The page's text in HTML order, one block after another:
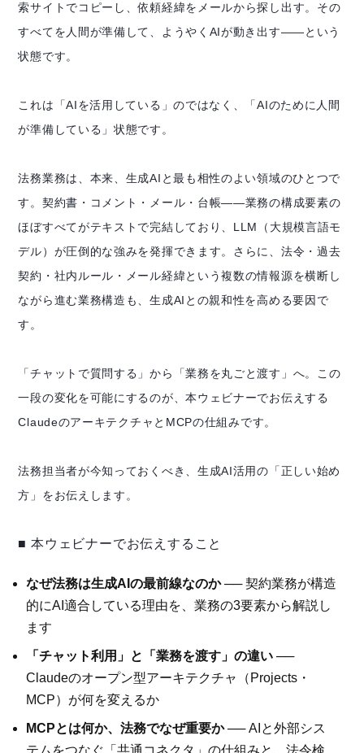
索サイトでコピーし、依頼経緯をメールから探し出す。その
すべてを人間が準備して、ようやくAIが動き出す——という
状態です。
これは「AIを活用している」のではなく、「AIのために人間
が準備している」状態です。
法務業務は、本来、生成AIと最も相性のよい領域のひとつで
す。契約書・コメント・メール・台帳——業務の構成要素の
ほぼすべてがテキストで完結しており、LLM（大規模言語モ
デル）が圧倒的な強みを発揮できます。さらに、法令・過去
契約・社内ルール・メール経緯という複数の情報源を横断し
ながら進む業務構造も、生成AIとの親和性を高める要因で
す。
「チャットで質問する」から「業務を丸ごと渡す」へ。この
一段の変化を可能にするのが、本ウェビナーでお伝えする
ClaudeのアーキテクチャとMCPの仕組みです。
法務担当者が今知っておくべき、生成AI活用の「正しい始め
方」をお伝えします。
■ 本ウェビナーでお伝えすること
なぜ法務は生成AIの最前線なのか── 契約業務が構造
的にAI適合している理由を、業務の3要素から解説し
ます
「チャット利用」と「業務を渡す」の違い ──
Claudeのオープン型アーキテクチャ（Projects・
MCP）が何を変えるか
MCPとは何か、法務でなぜ重要か── AIと外部シス
テムをつなぐ「共通コネクタ」の仕組みと、法令検